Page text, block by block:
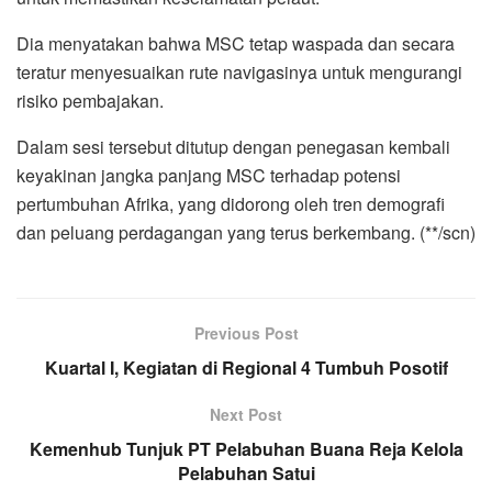
Dia menyatakan bahwa MSC tetap waspada dan secara
teratur menyesuaikan rute navigasinya untuk mengurangi
risiko pembajakan.
Dalam sesi tersebut ditutup dengan penegasan kembali
keyakinan jangka panjang MSC terhadap potensi
pertumbuhan Afrika, yang didorong oleh tren demografi
dan peluang perdagangan yang terus berkembang. (**/scn)
Previous Post
Kuartal I, Kegiatan di Regional 4 Tumbuh Posotif
Next Post
Kemenhub Tunjuk PT Pelabuhan Buana Reja Kelola
Pelabuhan Satui